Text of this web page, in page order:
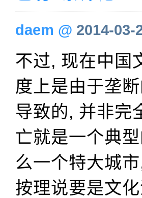
daem @ 2014-03-
不过, 现在中国
度上是由于垄
导致的, 并非完
亡就是一个典
么一个特大城
按理说要是文